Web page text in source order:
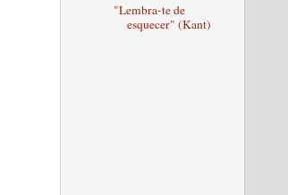
"Lembra-te de
esquecer" (Kant)